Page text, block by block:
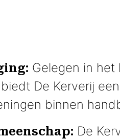
Gelegen in het
De Kerverij
binnen
De